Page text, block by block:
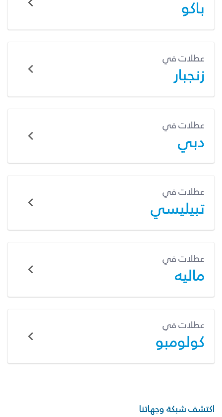
باكو
عطلات في
زنجبار
عطلات في
دبي
عطلات في
تبيليسي
عطلات في
ماليه
عطلات في
كولومبو
اكتشف شبكة وجهاتنا